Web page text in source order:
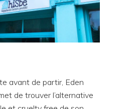
avant de partir, Eden
de trouver l’alternative